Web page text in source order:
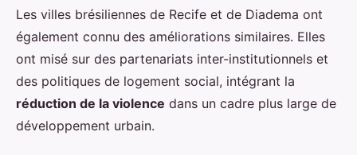
Les villes brésiliennes de Recife et de Diadema ont
également connu des améliorations similaires. Elles
ont misé sur des partenariats inter-institutionnels et
des politiques de logement social, intégrant la
réduction de la violence dans un cadre plus large de
développement urbain.